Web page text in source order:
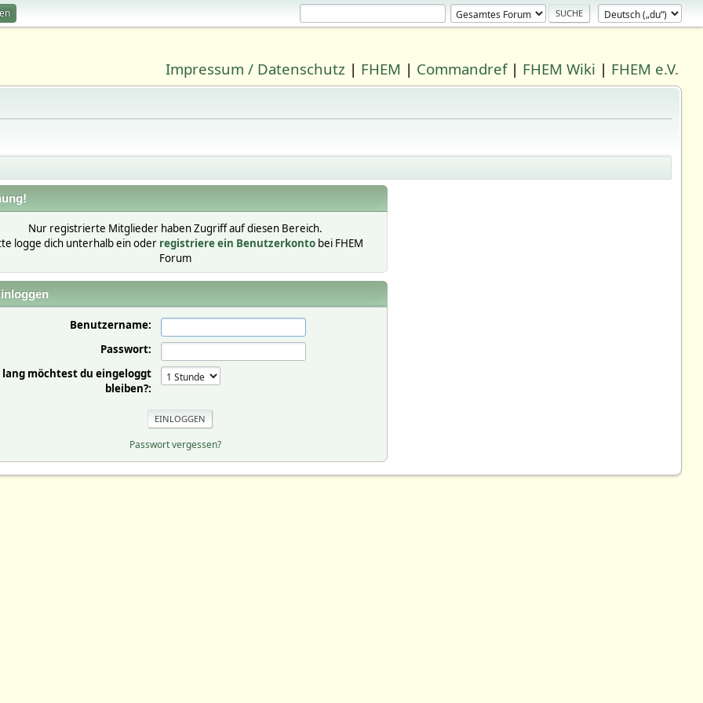
Impressum / Datenschutz | FHEM | Commandref| FHEM Wiki | FHEM e.V.
Nur registrierte Mitglieder haben Zugriff auf diesen Bereich.
logge dich unterhalb ein oder registriere ein Benutzerkontobei FHEM
Forum
Benutzername:
Passwort:
lang möchtest du eingeloggt
bleiben?:
Passwort vergessen?